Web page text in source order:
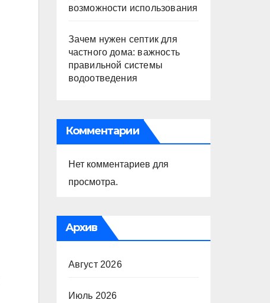
возможности использования
Зачем нужен септик для
частного дома: важность
правильной системы
водоотведения
Комментарии
Нет комментариев для
просмотра.
Архив
Август 2026
Июль 2026